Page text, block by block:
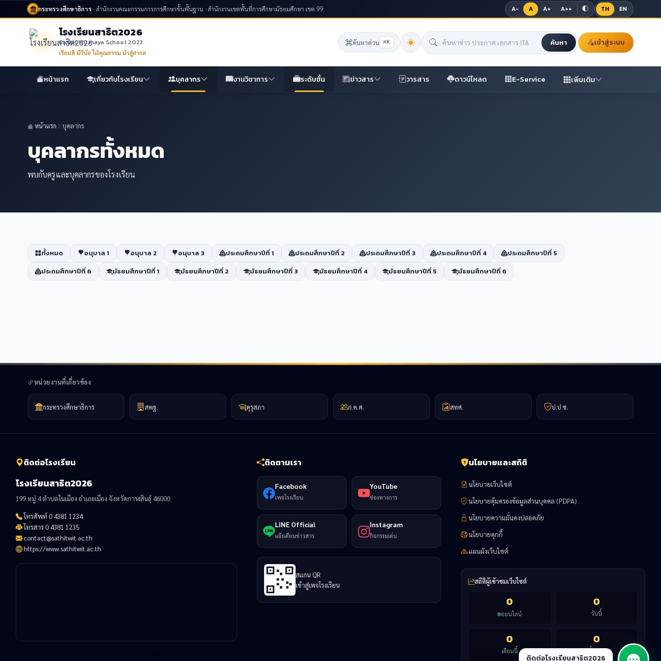
กระทรวงศึกษาธิการ · สำนักงานคณะกรรมการการศึกษาขั้นพื้นฐาน · สำนักงานเขตพื้นที่การศึกษามัธยมศึกษา เขต 99 A− A A+ A++ TH EN
โรงเรียนสาธิต2026
Sathit Witthaya School 2023
เรียนดี มีวินัย ใฝ่คุณธรรม นำสู่สากล
ค้นหาด่วน ⌘K ค้นหา เข้าสู่ระบบ
หน้าแรก เกี่ยวกับโรงเรียน บุคลากร งานวิชาการ ระดับชั้น ข่าวสาร วารสาร ดาวน์โหลด E-Service เพิ่มเติม
หน้าแรก บุคลากร
บุคลากรทั้งหมด
พบกับครูและบุคลากรของโรงเรียน
ทั้งหมด อนุบาล 1 อนุบาล 2 อนุบาล 3 ประถมศึกษาปีที่ 1 ประถมศึกษาปีที่ 2 ประถมศึกษาปีที่ 3 ประถมศึกษาปีที่ 4
ประถมศึกษาปีที่ 5
ประถมศึกษาปีที่ 6
มัธยมศึกษาปีที่ 1 มัธยมศึกษาปีที่ 2 มัธยมศึกษาปีที่ 3 มัธยมศึกษาปีที่ 4 มัธยมศึกษาปีที่ 5 มัธยมศึกษาปีที่ 6
หน่วยงานที่เกี่ยวข้อง
กระทรวงศึกษาธิการ สพฐ. คุรุสภา ก.ค.ศ. สทศ. ป.ป.ช.
ติดต่อโรงเรียน
โรงเรียนสาธิต2026
199 หมู่ 4 ตำบลในเมือง อำเภอเมือง จังหวัดกาฬสินธุ์ 46000
โทรศัพท์ 0 4381 1234
โทรสาร 0 4381 1235
contact@sathitwit.ac.th
https://www.sathitwit.ac.th
ติดตามเรา
Facebook
เพจโรงเรียน
YouTube
ช่องทางการ
LINE Official
แจ้งเตือนข่าวสาร
Instagram
กิจกรรมเด่น
สแกน QR
เข้าสู่เพจโรงเรียน
นโยบายและสถิติ
นโยบายเว็บไซต์
นโยบายคุ้มครองข้อมูลส่วนบุคคล (PDPA)
นโยบายความมั่นคงปลอดภัย
นโยบายคุกกี้
แผนผังเว็บไซต์
สถิติผู้เข้าชมเว็บไซต์
0
ออนไลน์
0
วันนี้
0
เดือนนี้
0
ติดต่อโรงเรียนสาธิต2026